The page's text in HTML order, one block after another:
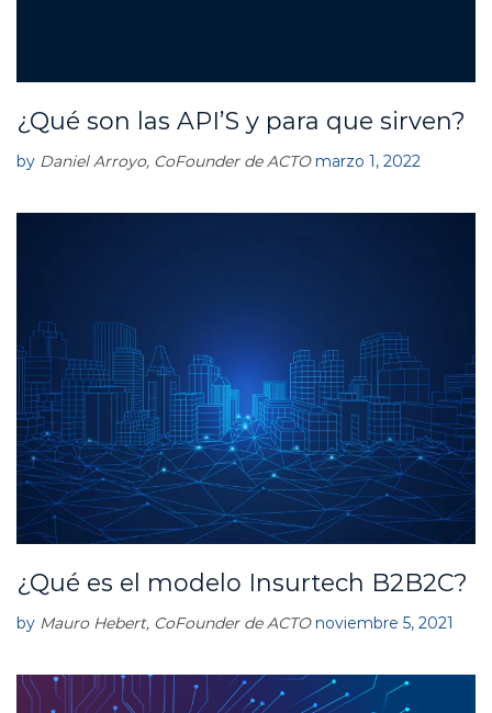
E
M
P
R
¿Qué son las API’S y para que sirven?
by Daniel Arroyo, CoFounder de ACTO marzo 1, 2022
A
C
T
O
¿Qué es el modelo Insurtech B2B2C?
by Mauro Hebert, CoFounder de ACTO noviembre 5, 2021